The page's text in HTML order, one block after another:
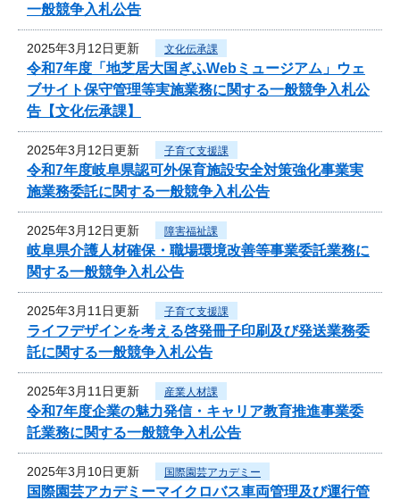
一般競争入札公告
2025年3月12日更新 文化伝承課
令和7年度「地芝居大国ぎふWebミュージアム」ウェ
ブサイト保守管理等実施業務に関する一般競争入札公
告【文化伝承課】
2025年3月12日更新 子育て支援課
令和7年度岐阜県認可外保育施設安全対策強化事業実
施業務委託に関する一般競争入札公告
2025年3月12日更新 障害福祉課
岐阜県介護人材確保・職場環境改善等事業委託業務に
関する一般競争入札公告
2025年3月11日更新 子育て支援課
ライフデザインを考える啓発冊子印刷及び発送業務委
託に関する一般競争入札公告
2025年3月11日更新 産業人材課
令和7年度企業の魅力発信・キャリア教育推進事業委
託業務に関する一般競争入札公告
2025年3月10日更新 国際園芸アカデミー
国際園芸アカデミーマイクロバス車両管理及び運行管